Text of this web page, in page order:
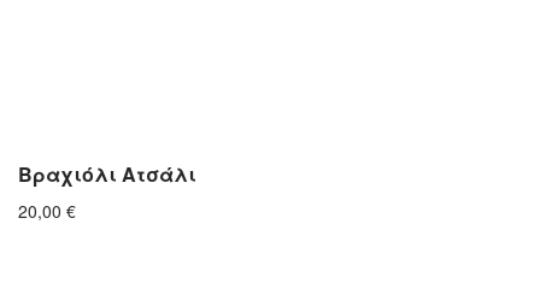
Βραχιόλι Ατσάλι
20,00 €